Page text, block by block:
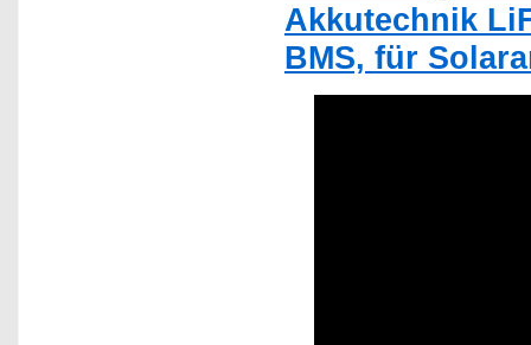
Akkutechnik
BMS, für